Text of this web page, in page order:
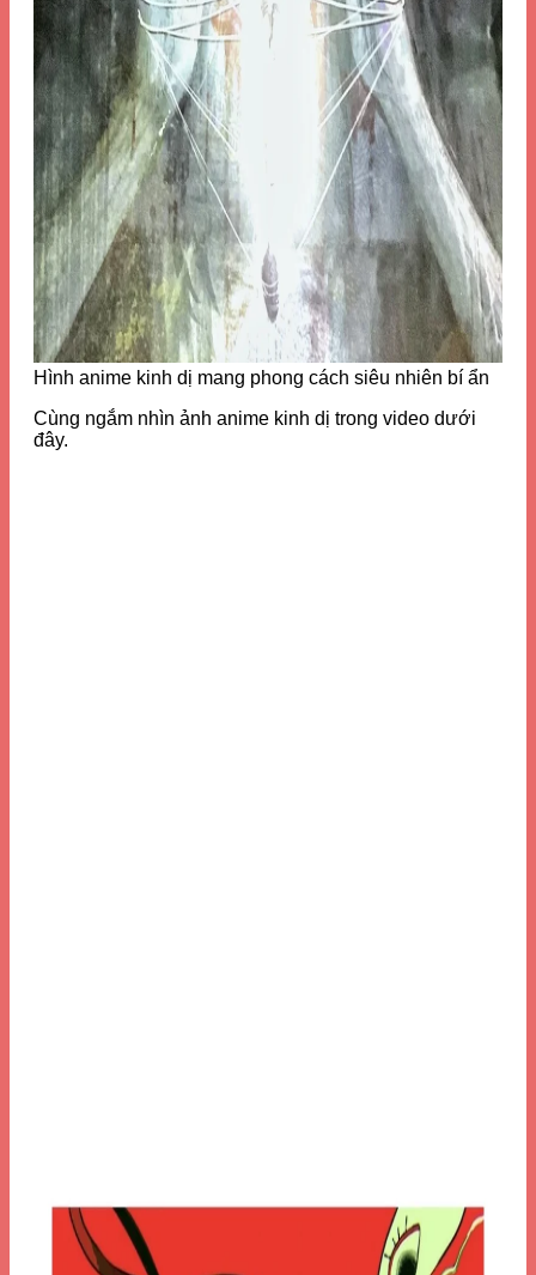
Hình anime kinh dị mang phong cách siêu nhiên bí ẩn
Cùng ngắm nhìn ảnh anime kinh dị trong video dưới
đây.